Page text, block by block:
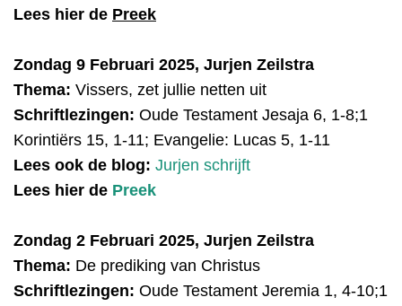
Lees hier de Preek
Zondag 9 Februari 2025, Jurjen Zeilstra
Thema: Vissers, zet jullie netten uit
Schriftlezingen: Oude Testament Jesaja 6, 1-8;1
Korintiërs 15, 1-11; Evangelie: Lucas 5, 1-11
Lees ook de blog: Jurjen schrijft
Lees hier de Preek
Zondag 2 Februari 2025, Jurjen Zeilstra
Thema: De prediking van Christus
Schriftlezingen: Oude Testament Jeremia 1, 4-10;1